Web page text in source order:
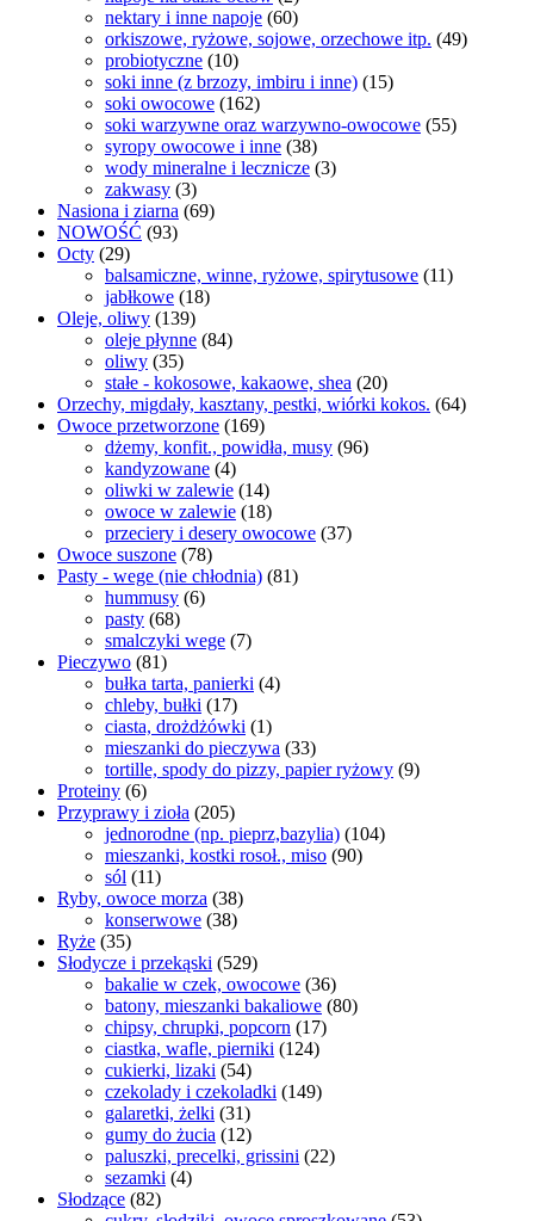
nektary i inne napoje (60)
orkiszowe, ryżowe, sojowe, orzechowe itp. (49)
probiotyczne (10)
soki inne (z brzozy, imbiru i inne) (15)
soki owocowe (162)
soki warzywne oraz warzywno-owocowe (55)
syropy owocowe i inne (38)
wody mineralne i lecznicze (3)
zakwasy (3)
Nasiona i ziarna (69)
NOWOŚĆ (93)
Octy (29)
balsamiczne, winne, ryżowe, spirytusowe (11)
jabłkowe (18)
Oleje, oliwy (139)
oleje płynne (84)
oliwy (35)
stałe - kokosowe, kakaowe, shea (20)
Orzechy, migdały, kasztany, pestki, wiórki kokos. (64)
Owoce przetworzone (169)
dżemy, konfit., powidła, musy (96)
kandyzowane (4)
oliwki w zalewie (14)
owoce w zalewie (18)
przeciery i desery owocowe (37)
Owoce suszone (78)
Pasty - wege (nie chłodnia) (81)
hummusy (6)
pasty (68)
smalczyki wege (7)
Pieczywo (81)
bułka tarta, panierki (4)
chleby, bułki (17)
ciasta, drożdżówki (1)
mieszanki do pieczywa (33)
tortille, spody do pizzy, papier ryżowy (9)
Proteiny (6)
Przyprawy i zioła (205)
jednorodne (np. pieprz,bazylia) (104)
mieszanki, kostki rosoł., miso (90)
sól (11)
Ryby, owoce morza (38)
konserwowe (38)
Ryże (35)
Słodycze i przekąski (529)
bakalie w czek, owocowe (36)
batony, mieszanki bakaliowe (80)
chipsy, chrupki, popcorn (17)
ciastka, wafle, pierniki (124)
cukierki, lizaki (54)
czekolady i czekoladki (149)
galaretki, żelki (31)
gumy do żucia (12)
paluszki, precelki, grissini (22)
sezamki (4)
Słodzące (82)